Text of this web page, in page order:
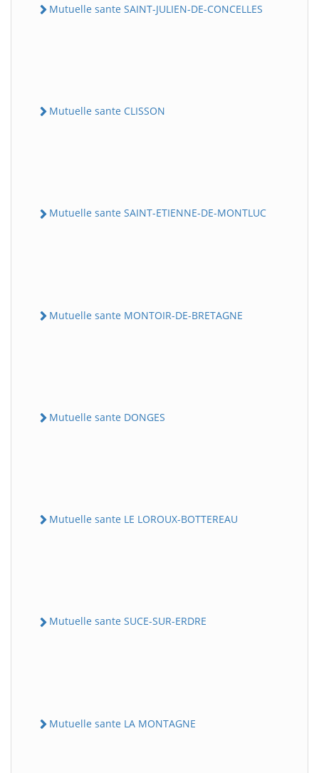
Mutuelle sante SAINT-JULIEN-DE-CONCELLES
Mutuelle sante CLISSON
Mutuelle sante SAINT-ETIENNE-DE-MONTLUC
Mutuelle sante MONTOIR-DE-BRETAGNE
Mutuelle sante DONGES
Mutuelle sante LE LOROUX-BOTTEREAU
Mutuelle sante SUCE-SUR-ERDRE
Mutuelle sante LA MONTAGNE